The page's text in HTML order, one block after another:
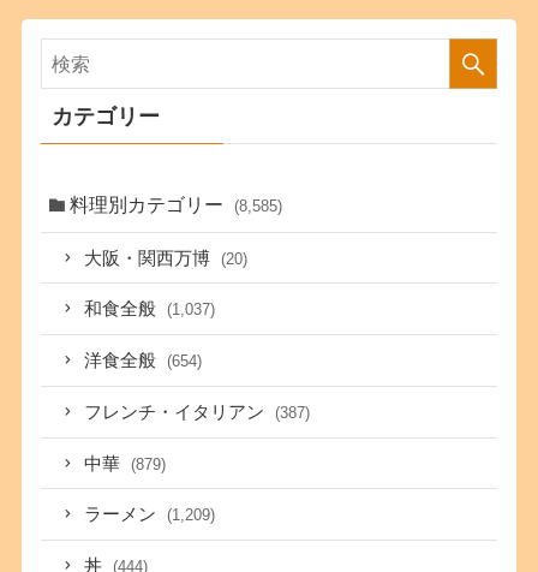
カテゴリー
料理別カテゴリー (8,585)
大阪・関西万博 (20)
和食全般 (1,037)
洋食全般 (654)
フレンチ・イタリアン (387)
中華 (879)
ラーメン (1,209)
丼 (444)